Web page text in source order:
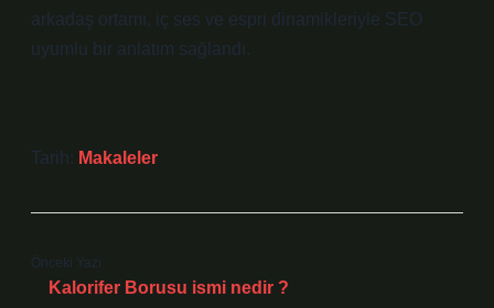
arkadaş ortamı, iç ses ve espri dinamikleriyle SEO
uyumlu bir anlatım sağlandı.
Tarih: Makaleler
Önceki Yazı
Kalorifer Borusu ismi nedir ?